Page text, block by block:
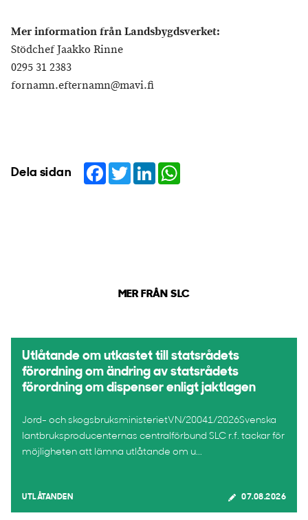
Mer information från Landsbygdsverket:
Stödchef Jaakko Rinne
0295 31 2383
fornamn.efternamn@mavi.fi
Dela sidan Facebook
TwitterLinkedIn
MER FRÅN SLC
Utlåtande om utkastet till statsrådets
förordning om ändring av statsrådets
förordning om dispenser enligt jaktlagen
Jord- och skogsbruksministerietVN/20041/2026Svenska
lantbruksproducenternas centralförbund SLC r.f. tackar för
möjligheten att lämna utlåtande om u...
UTLÅTANDEN 07.08.2026